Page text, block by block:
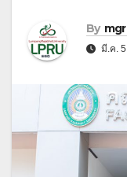
By
มี.ค.